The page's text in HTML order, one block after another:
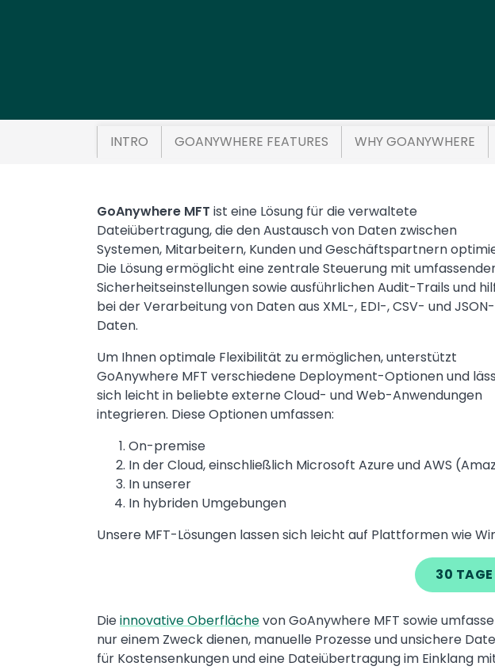
INTRO GOANYWHERE FEATURES WHY GOANYWHERE
Text
GoAnywhere MFT ist eine Lösung für die verwaltete
Dateiübertragung, die den Austausch von Daten zwischen
Systemen, Mitarbeitern, Kunden und Geschäftspartnern
Die Lösung ermöglicht eine zentrale Steuerung mit
Sicherheitseinstellungen sowie ausführlichen Audit-Trails und
bei der Verarbeitung von Daten aus XML-, EDI-, CSV- und JSON-
Daten.
Um Ihnen optimale Flexibilität zu ermöglichen, unterstützt
GoAnywhere MFT verschiedene Deployment-Optionen und
sich leicht in beliebte externe Cloud- und Web-Anwendungen
integrieren. Diese Optionen umfassen:
On-premise
In der Cloud, einschließlich Microsoft Azure und AWS
In unserer
In hybriden Umgebungen
Unsere MFT-Lösungen lassen sich leicht auf Plattformen wie
30 TAGE
Dieinnovative Oberflächevon GoAnywhere MFT sowie
nur einem Zweck dienen, manuelle Prozesse und unsichere
für Kostensenkungen und eine Dateiübertragung im Einklang